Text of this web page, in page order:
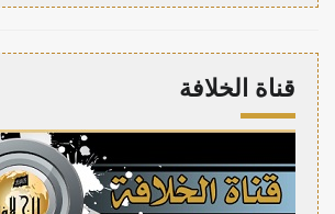
قناة الخلافة